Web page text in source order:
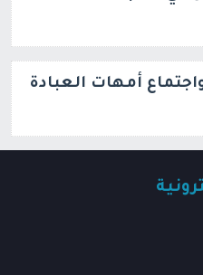
أمهات العبادة